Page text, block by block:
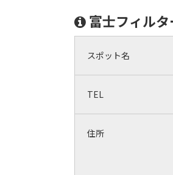
富士フィル
スポット名
TEL
住所